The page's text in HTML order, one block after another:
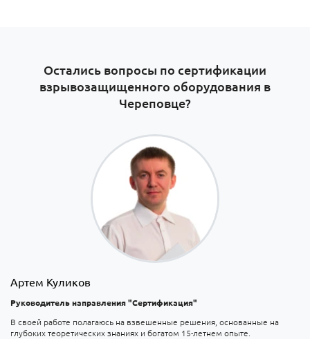
Остались вопросы по сертификации
взрывозащищенного оборудования в
Череповце?
Артем Куликов
Руководитель направления "Сертификация"
В своей работе полагаюсь на взвешенные решения, основанные на
глубоких теоретических знаниях и богатом 15-летнем опыте.